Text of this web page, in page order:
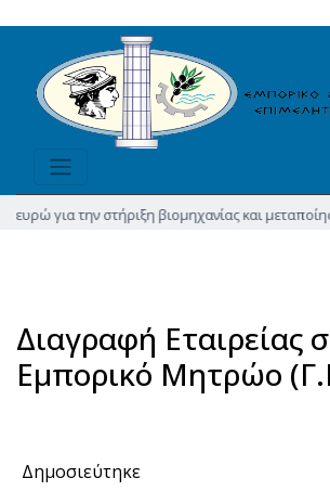
την στήριξη βιομηχανίας και μεταποίησης
Διαγραφή Εταιρείας
Εμπορικό Μητρώο
Δημοσιεύτηκε